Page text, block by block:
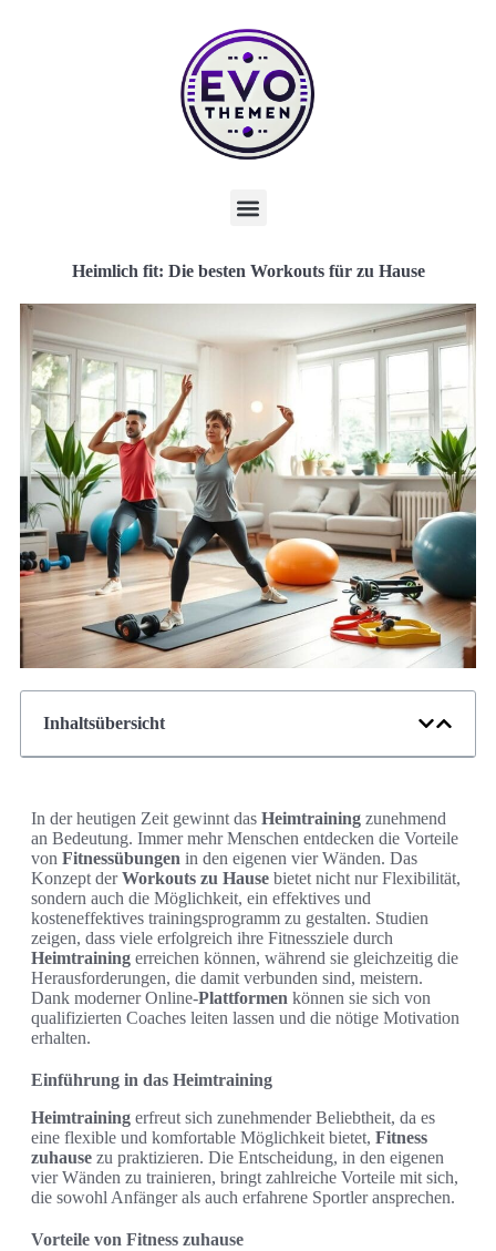
Heimlich fit: Die besten Workouts für zu Hause
Inhaltsübersicht
In der heutigen Zeit gewinnt das Heimtraining zunehmend
an Bedeutung. Immer mehr Menschen entdecken die Vorteile
von Fitnessübungen in den eigenen vier Wänden. Das
Konzept derWorkouts zu Hause bietet nicht nur Flexibilität,
sondern auch die Möglichkeit, ein effektives und
kosteneffektives trainingsprogramm zu gestalten. Studien
zeigen, dass viele erfolgreich ihre Fitnessziele durch
Heimtraining erreichen können, während sie gleichzeitig die
Herausforderungen, die damit verbunden sind, meistern.
Dank moderner Online-Plattformen können sie sich von
qualifizierten Coaches leiten lassen und die nötige Motivation
erhalten.
Einführung in das Heimtraining
Heimtraining erfreut sich zunehmender Beliebtheit, da es
eine flexible und komfortable Möglichkeit bietet, Fitness
zuhause zu praktizieren. Die Entscheidung, in den eigenen
vier Wänden zu trainieren, bringt zahlreiche Vorteile mit sich,
die sowohl Anfänger als auch erfahrene Sportler ansprechen.
Vorteile von Fitness zuhause